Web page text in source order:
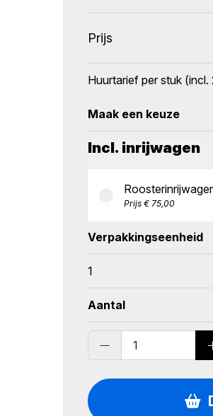
roosterinrijwagen
.
voor intensief
krachtstroom (CEE
Afmetingen:91 ×
foodproductie.
Prijs
Huurtarief per stuk (incl.
Maak een keuze
Incl. inrijwagen
Prijs € 75,00
Verpakkingseenheid
1
Aantal